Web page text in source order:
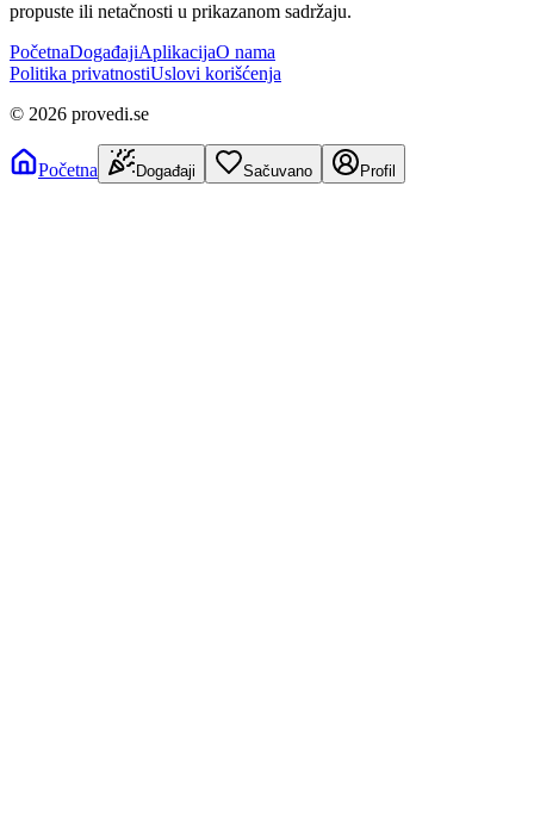
propuste ili netačnosti u prikazanom sadržaju.
PočetnaDogađajiAplikacijaO nama
Politika privatnostiUslovi korišćenja
© 2026 provedi.se
Početna Događaji Sačuvano Profil